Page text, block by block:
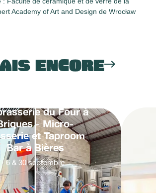
Academy of Art and Design de Wrocław
ENCORE
du Four à
- Micro-
et Taproom
Bar à Bières
6 & 30 septembre